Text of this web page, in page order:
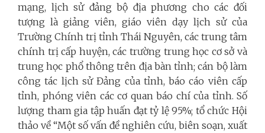
mạng, lịch sử đảng bộ địa phương cho các đối
tượng là giảng viên, giáo viên dạy lịch sử của
Trường Chính trị tỉnh Thái Nguyên, các trung tâm
chính trị cấp huyện, các trường trung học cơ sở và
trung học phổ thông trên địa bàn tỉnh; cán bộ làm
công tác lịch sử Đảng của tỉnh, báo cáo viên cấp
tỉnh, phóng viên các cơ quan báo chí của tỉnh. Số
lượng tham gia tập huấn đạt tỷ lệ 95%; tổ chức Hội
thảo về “Một số vấn đề nghiên cứu, biên soạn, xuất